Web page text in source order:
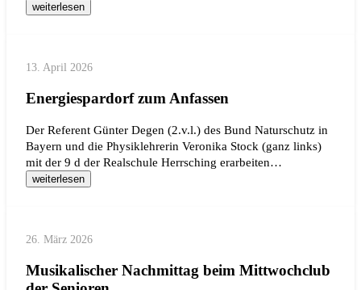
weiterlesen
13. April 2026
Energiespardorf zum Anfassen
Der Referent Günter Degen (2.v.l.) des Bund Naturschutz in
Bayern und die Physiklehrerin Veronika Stock (ganz links)
mit der 9 d der Realschule Herrsching erarbeiten…
weiterlesen
26. März 2026
Musikalischer Nachmittag beim Mittwochclub